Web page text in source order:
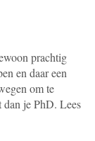
prachtig
en daar een
om te
dan je PhD. Lees